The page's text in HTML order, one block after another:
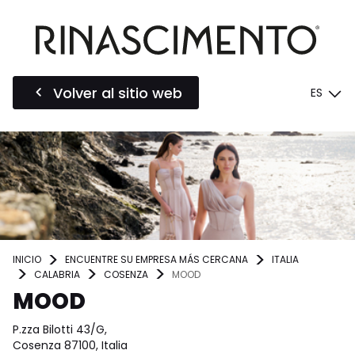
Volver al sitio web ES
INICIO ENCUENTRE SU EMPRESA MÁS CERCANA
ITALIA
CALABRIA
COSENZA MOOD
MOOD
P.zza Bilotti 43/G,
Cosenza 87100, Italia